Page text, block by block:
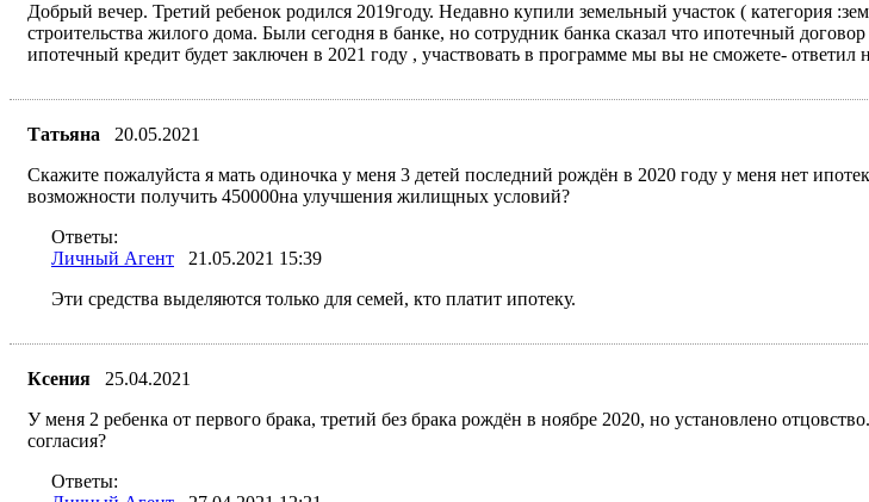
Добрый вечер. Третий ребенок родился 2019году. Недавно купили земельный участок ( категория
строительства жилого дома. Были сегодня в банке, но сотрудник банка сказал что ипотечный
ипотечный кредит будет заключен в 2021 году , участвовать в программе мы вы не сможете- ответил
Татьяна
20.05.2021
Скажите пожалуйста я мать одиночка у меня 3 детей последний рождён в 2020 году у меня нет
возможности получить 450000на улучшения жилищных условий?
Ответы:
Личный Агент
21.05.2021 15:39
Эти средства выделяются только для семей, кто платит ипотеку.
Ксения
25.04.2021
У меня 2 ребенка от первого брака, третий без брака рождён в ноябре 2020, но установлено
согласия?
Ответы: